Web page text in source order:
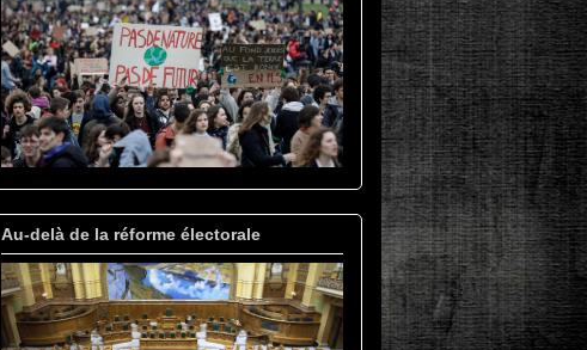
Au-delà de la réforme électorale